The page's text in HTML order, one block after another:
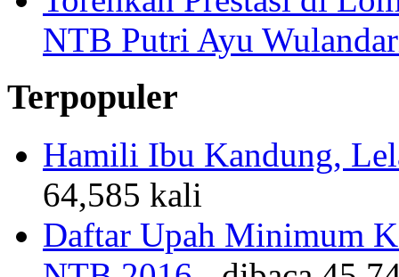
NTB Putri Ayu
Terpopuler
Hamili Ibu Kandung,
64,585 kali
Daftar Upah Minimum